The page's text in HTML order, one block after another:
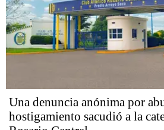
Una denuncia anónima por
hostigamiento sacudió a la